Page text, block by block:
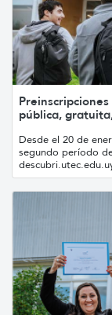
pública,
Desde el 20 de
segundo período